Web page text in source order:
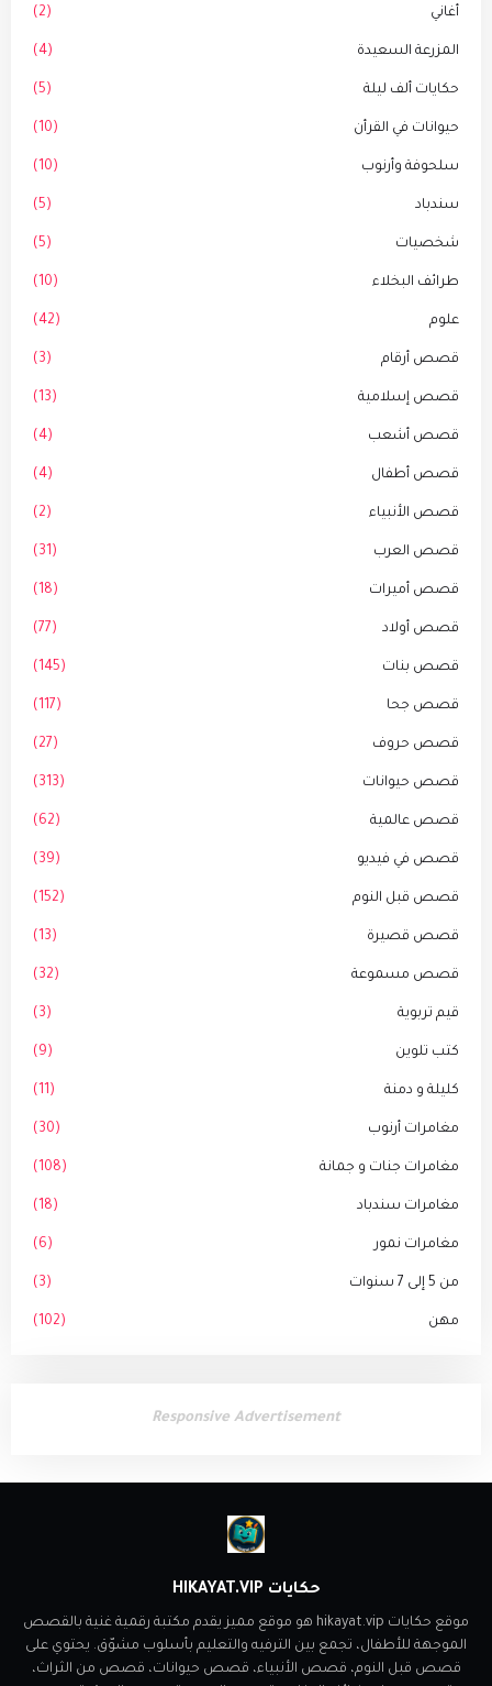
أغاني (2)
المزرعة السعيدة (4)
حكايات ألف ليلة (5)
حيوانات في القرأن (10)
سلحوفة وأرنوب (10)
سندباد (5)
شخصيات (5)
طرائف البخلاء (10)
علوم (42)
قصص أرقام (3)
قصص إسلامية (13)
قصص أشعب (4)
قصص أطفال (4)
قصص الأنبياء (2)
قصص العرب (31)
قصص أميرات (18)
قصص أولاد (77)
قصص بنات (145)
قصص جحا (117)
قصص حروف (27)
قصص حيوانات (313)
قصص عالمية (62)
قصص في فيديو (39)
قصص قبل النوم (152)
قصص قصيرة (13)
قصص مسموعة (32)
قيم تربوية (3)
كتب تلوين (9)
كليلة و دمنة (11)
مغامرات أرنوب (30)
مغامرات جنات و جمانة (108)
مغامرات سندباد (18)
مغامرات نمور (6)
من 5 إلى 7 سنوات (3)
مهن (102)
Responsive Advertisement
حكايات HIKAYAT.VIP
موقع حكايات hikayat.vip هو موقع مميز يقدم مكتبة رقمية غنية بالقصص
الموجهة للأطفال، تجمع بين الترفيه والتعليم بأسلوب مشوّق. يحتوي على
قصص قبل النوم، قصص الأنبياء، قصص حيوانات، قصص من الثراث،